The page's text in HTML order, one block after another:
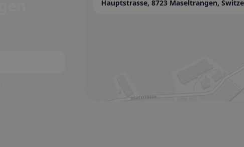
Hauptstrasse, 8723 Maseltrangen,